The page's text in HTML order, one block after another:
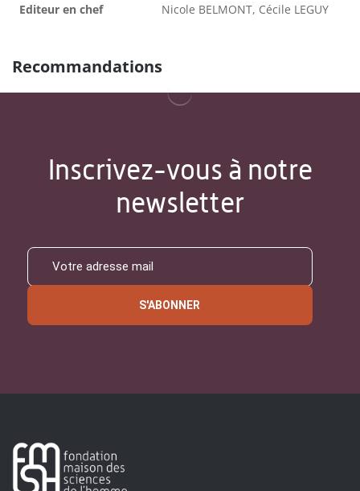
Editeur en chef Nicole BELMONT, Cécile LEGUY
Recommandations
Inscrivez-vous à notre
newsletter
S'ABONNER